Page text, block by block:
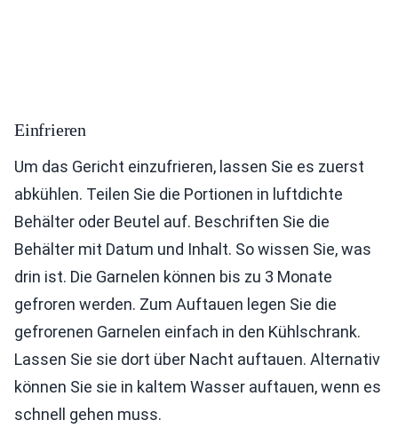
Einfrieren
Um das Gericht einzufrieren, lassen Sie es zuerst
abkühlen. Teilen Sie die Portionen in luftdichte
Behälter oder Beutel auf. Beschriften Sie die
Behälter mit Datum und Inhalt. So wissen Sie, was
drin ist. Die Garnelen können bis zu 3 Monate
gefroren werden. Zum Auftauen legen Sie die
gefrorenen Garnelen einfach in den Kühlschrank.
Lassen Sie sie dort über Nacht auftauen. Alternativ
können Sie sie in kaltem Wasser auftauen, wenn es
schnell gehen muss.